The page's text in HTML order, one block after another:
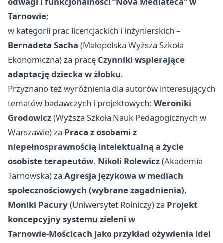
Tarnowie;
w kategorii prac licencjackich i inżynierskich –
Bernadeta Sacha (Małopolska Wyższa Szkoła
Ekonomiczna) za pracę Czynniki wspierające
adaptację dziecka w żłobku.
Przyznano też wyróżnienia dla autorów interesujących
tematów badawczych i projektowych: Weroniki
Grodowicz(Wyższa Szkoła Nauk Pedagogicznych w
Warszawie) za Praca z osobami z
niepełnosprawnością intelektualną a życie
osobiste terapeutów, Nikoli Rolewicz(Akademia
Tarnowska) za Agresja językowa w mediach
społecznościowych (wybrane zagadnienia),
Moniki Pacury(Uniwersytet Rolniczy) za Projekt
koncepcyjny systemu zieleni w
Tarnowie‑Mościcach jako przykład ożywienia idei